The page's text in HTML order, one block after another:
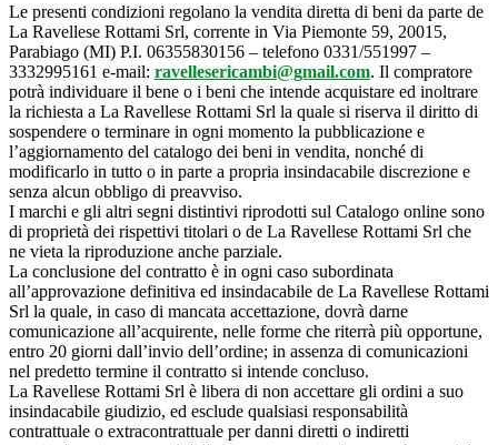
Le presenti condizioni regolano la vendita diretta di beni da parte de
La Ravellese Rottami Srl, corrente in Via Piemonte 59, 20015,
Parabiago (MI) P.I. 06355830156 – telefono 0331/551997 –
3332995161 e-mail: ravellesericambi@gmail.com. Il compratore
potrà individuare il bene o i beni che intende acquistare ed inoltrare
la richiesta a La Ravellese Rottami Srl la quale si riserva il diritto di
sospendere o terminare in ogni momento la pubblicazione e
l’aggiornamento del catalogo dei beni in vendita, nonché di
modificarlo in tutto o in parte a propria insindacabile discrezione e
senza alcun obbligo di preavviso.
I marchi e gli altri segni distintivi riprodotti sul Catalogo online sono
di proprietà dei rispettivi titolari o de La Ravellese Rottami Srl che
ne vieta la riproduzione anche parziale.
La conclusione del contratto è in ogni caso subordinata
all’approvazione definitiva ed insindacabile de La Ravellese Rottami
Srl la quale, in caso di mancata accettazione, dovrà darne
comunicazione all’acquirente, nelle forme che riterrà più opportune,
entro 20 giorni dall’invio dell’ordine; in assenza di comunicazioni
nel predetto termine il contratto si intende concluso.
La Ravellese Rottami Srl è libera di non accettare gli ordini a suo
insindacabile giudizio, ed esclude qualsiasi responsabilità
contrattuale o extracontrattuale per danni diretti o indiretti